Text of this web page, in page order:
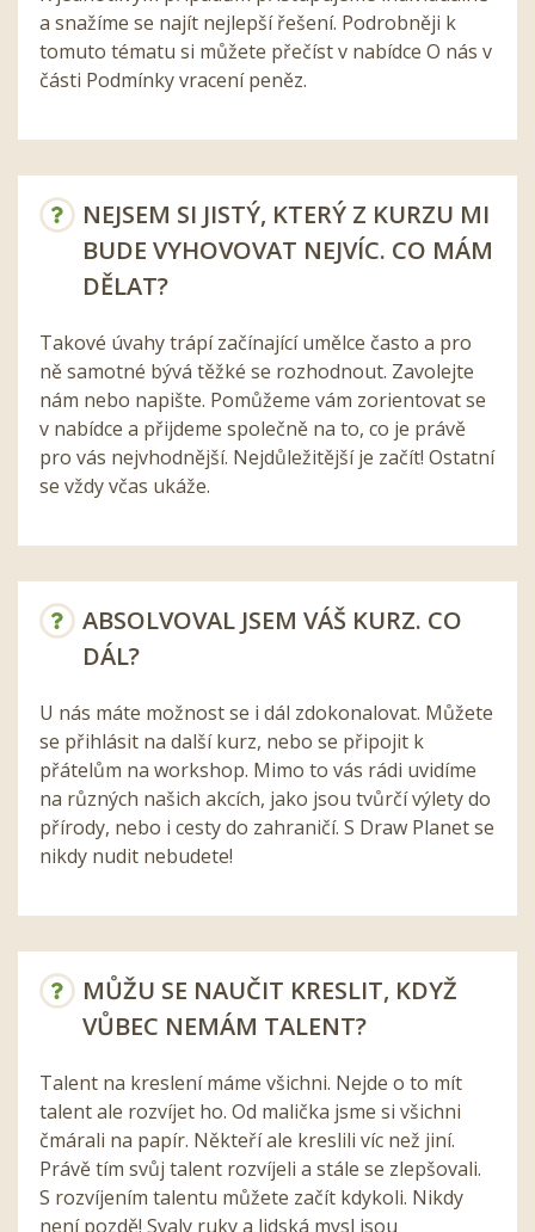
a snažíme se najít nejlepší řešení. Podrobněji k
tomuto tématu si můžete přečíst v nabídce O nás v
části Podmínky vracení peněz.
NEJSEM SI JISTÝ, KTERÝ Z KURZU MI
BUDE VYHOVOVAT NEJVÍC. CO MÁM
DĚLAT?
Takové úvahy trápí začínající umělce často a pro
ně samotné bývá těžké se rozhodnout. Zavolejte
nám nebo napište. Pomůžeme vám zorientovat se
v nabídce a přijdeme společně na to, co je právě
pro vás nejvhodnější. Nejdůležitější je začít! Ostatní
se vždy včas ukáže.
ABSOLVOVAL JSEM VÁŠ KURZ. CO
DÁL?
U nás máte možnost se i dál zdokonalovat. Můžete
se přihlásit na další kurz, nebo se připojit k
přátelům na workshop. Mimo to vás rádi uvidíme
na různých našich akcích, jako jsou tvůrčí výlety do
přírody, nebo i cesty do zahraničí. S Draw Planet se
nikdy nudit nebudete!
MŮŽU SE NAUČIT KRESLIT, KDYŽ
VŮBEC NEMÁM TALENT?
Talent na kreslení máme všichni. Nejde o to mít
talent ale rozvíjet ho. Od malička jsme si všichni
čmárali na papír. Někteří ale kreslili víc než jiní.
Právě tím svůj talent rozvíjeli a stále se zlepšovali.
S rozvíjením talentu můžete začít kdykoli. Nikdy
není pozdě! Svaly ruky a lidská mysl jsou